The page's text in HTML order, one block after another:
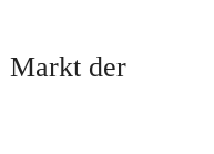
Markt der